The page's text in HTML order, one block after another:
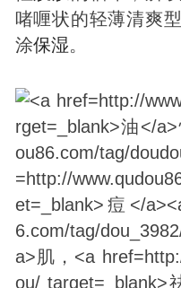
啫喱状的轻薄清爽型
涂保湿。